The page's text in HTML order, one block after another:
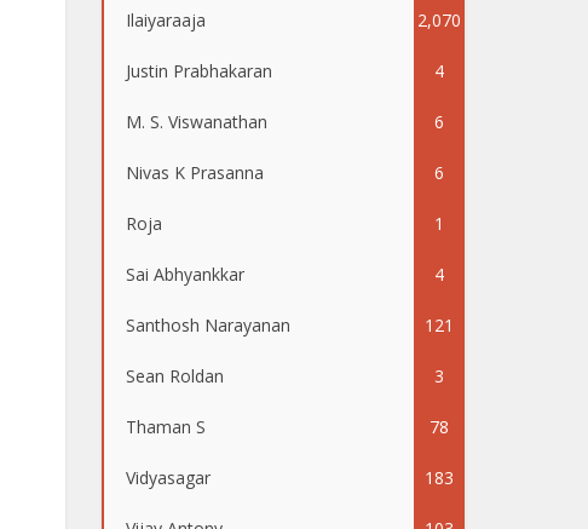
Ilaiyaraaja 2,070
Justin Prabhakaran 4
M. S. Viswanathan 6
Nivas K Prasanna 6
Roja 1
Sai Abhyankkar 4
Santhosh Narayanan 121
Sean Roldan 3
Thaman S 78
Vidyasagar 183